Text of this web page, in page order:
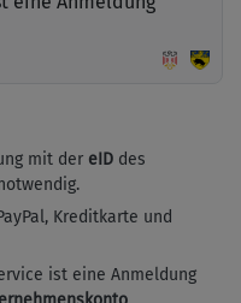
mit der eID des
Kreditkarte und
ist eine Anmeldung